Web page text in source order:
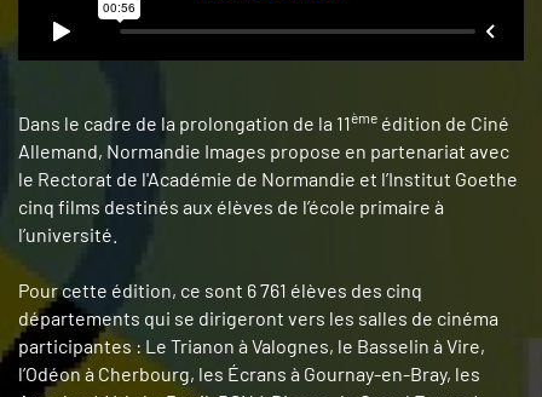
Dans le cadre de la prolongation de la 11ème édition de Ciné
Allemand, Normandie Images propose en partenariat avec
le Rectorat de l'Académie de Normandie et l’Institut Goethe
cinq films destinés aux élèves de l’école primaire à
l’université.
Pour cette édition, ce sont 6 761 élèves des cinq
départements qui se dirigeront vers les salles de cinéma
participantes : Le Trianon à Valognes, le Basselin à Vire,
l’Odéon à Cherbourg, les Écrans à Gournay-en-Bray, les